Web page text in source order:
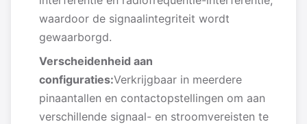
waardoor de signaalintegriteit wordt
gewaarborgd.
Verscheidenheid aan
configuraties:Verkrijgbaar in meerdere
pinaantallen en contactopstellingen om aan
verschillende signaal- en stroomvereisten te